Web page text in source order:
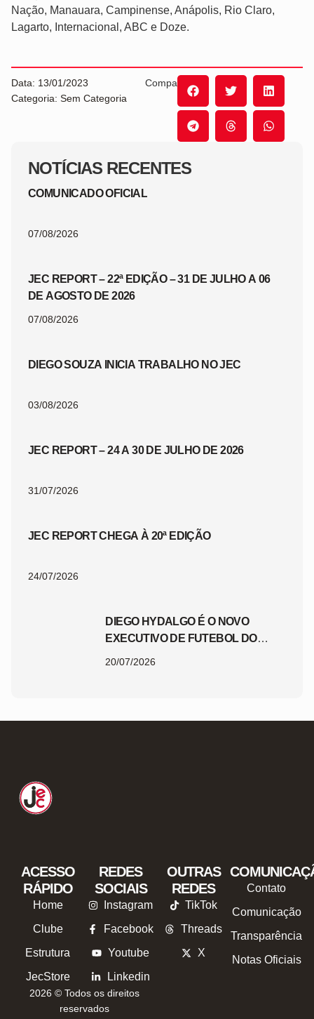
NOTÍCIAS RECENTES
COMUNICADO OFICIAL
07/08/2026
JEC REPORT – 22ª EDIÇÃO – 31 DE JULHO A 06
DE AGOSTO DE 2026
07/08/2026
DIEGO SOUZA INICIA TRABALHO NO JEC
03/08/2026
JEC REPORT – 24 A 30 DE JULHO DE 2026
31/07/2026
JEC REPORT CHEGA À 20ª EDIÇÃO
24/07/2026
DIEGO HYDALGO É O NOVO
EXECUTIVO DE FUTEBOL DO
20/07/2026
Nação, Manauara, Campinense, Anápolis, Rio Claro,
Lagarto, Internacional, ABC e Doze.
Data: 13/01/2023
Categoria: Sem Categoria
Compartilhe:
ACESSO
RÁPIDO
Home
Clube
Estrutura
JecStore
REDES
SOCIAIS
Instagram
Facebook
Youtube
Linkedin
OUTRAS
REDES
TikTok
Threads
X
Contato
Comunicação
Transparência
Notas Oficiais
2026 © Todos os direitos
reservados